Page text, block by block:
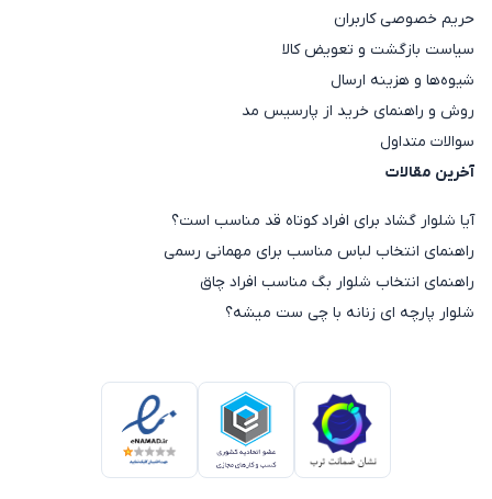
حریم خصوصی کاربران
سیاست بازگشت و تعویض کالا
شیوه‌ها و هزینه ارسال
روش و راهنمای خرید از پارسیس مد
سوالات متداول
آخرین مقالات
آیا شلوار گشاد برای افراد کوتاه قد مناسب است؟
راهنمای انتخاب لباس مناسب برای مهمانی رسمی
راهنمای انتخاب شلوار بگ مناسب افراد چاق
شلوار پارچه ای زنانه با چی ست میشه؟